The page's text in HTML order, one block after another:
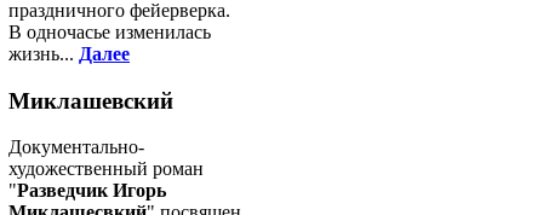
праздничного фейерверка.
В одночасье изменилась
жизнь... Далее
Миклашевский
Документально-
художественный роман
"Разведчик Игорь